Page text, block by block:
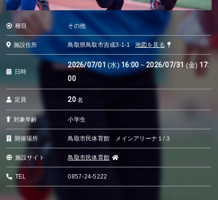
種目 その他
施設住所 鳥取県鳥取市吉成3-1-1 地図を見る
日時
2026/07/01(水) 16:00 ~ 2026/07/31(金) 17:
00
定員 20名
対象年齢 小学生
開催場所 鳥取市民体育館 メインアリーナ１/３
施設サイト 鳥取市民体育館
TEL 0857-24-5222